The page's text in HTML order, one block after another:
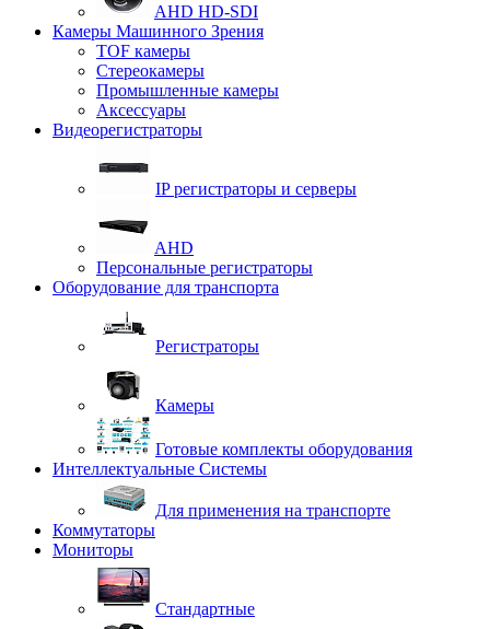
AHD HD-SDI
Камеры Машинного Зрения
TOF камеры
Стереокамеры
Промышленные камеры
Аксессуары
Видеорегистраторы
IP регистраторы и серверы
AHD
Персональные регистраторы
Оборудование для транспорта
Регистраторы
Камеры
Готовые комплекты оборудования
Интеллектуальные Системы
Для применения на транспорте
Коммутаторы
Мониторы
Стандартные